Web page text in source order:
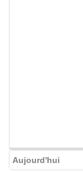
Aujourd'hui